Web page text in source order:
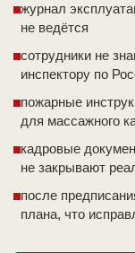
журнал
не ведётся
сотрудники не
инспектору по
пожарные
для массажного
кадровые
не закрывают
после
плана, что